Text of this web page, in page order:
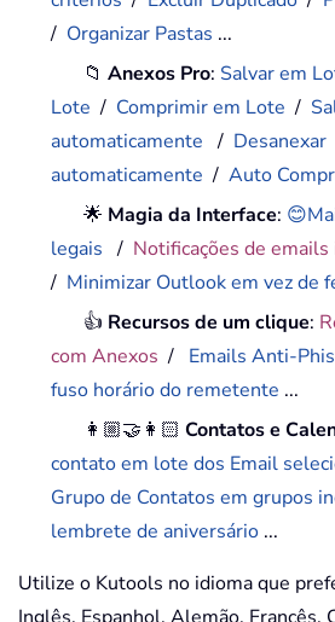
/ Organizar Pastas ...
📁Anexos Pro: Salvar em
Lote / Comprimir em Lote /
automaticamente / Desanexar
automaticamente /Auto
🌟 Magia da Interface:
legais / Notificações de
/ Minimizar Outlook em vez de
👍 Recursos de um clique:
com Anexos / Emails Anti-
fuso horário do remetente ...
👩🏼‍🤝‍👩🏻Contatos e
contato em lote dos Email
Grupo de Contatos em grupos
lembrete de aniversário ...
Utilize o Kutools no idioma que